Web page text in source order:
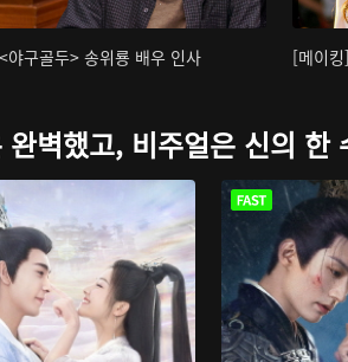
야구골두> 송위룡 배우 인사 [메이
완벽했고, 비주얼은 신의 한